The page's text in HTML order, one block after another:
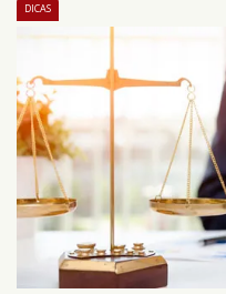
DICAS